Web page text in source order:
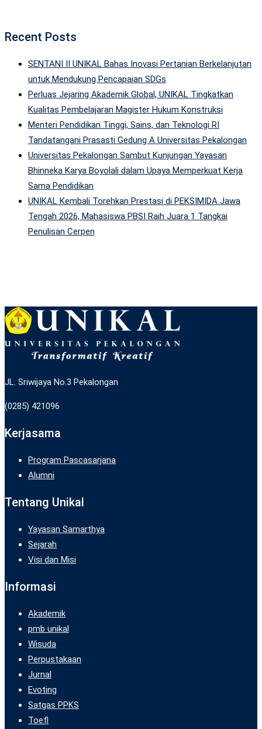
Recent Posts
SENTANI II UNIKAL Bahas Inovasi Pertanian Berkelanjutan
untuk Mendukung Pencapaian SDGs
Perluas Jejaring Akademik Global, UNIKAL Tingkatkan
Kualitas Pembelajaran Magister Hukum Konstruksi
Menteri Pendidikan Tinggi, Sains, dan Teknologi RI
Tandatangani Prasasti Gedung A Universitas Pekalongan
Universitas Pekalongan Sambut Kunjungan Yayasan
Bhinneka Karya Boyolali dalam Upaya Memperkuat Kerja
Sama Pendidikan
UNIKAL Kembali Torehkan Prestasi di PEKSIMIDA Jawa
Tengah 2026, Mahasiswa PBSI Raih Juara 1 Tangkai
Penulisan Cerpen
JL. Sriwijaya No.3 Pekalongan
(0285) 421096
Kerjasama
Program Pascasarjana
Alumni
Tentang Unikal
Yayasan Samarthya
Sejarah
Visi dan Misi
Informasi
Akademik
pmb unikal
Wisuda
Perpustakaan
Jurnal
Evoting
Satgas PPKS
Toefl